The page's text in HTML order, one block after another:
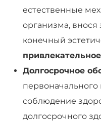
естественные
организма, внося
конечный
Долгосрочное
первоначального
соблюдение
долгосрочного